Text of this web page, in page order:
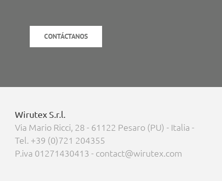
CONTÁCTANOS
Wirutex S.r.l.
Via Mario Ricci, 28 - 61122 Pesaro (PU) - Italia -
Tel. +39 (0)721 204355
P.iva 01271430413 - contact@wirutex.com